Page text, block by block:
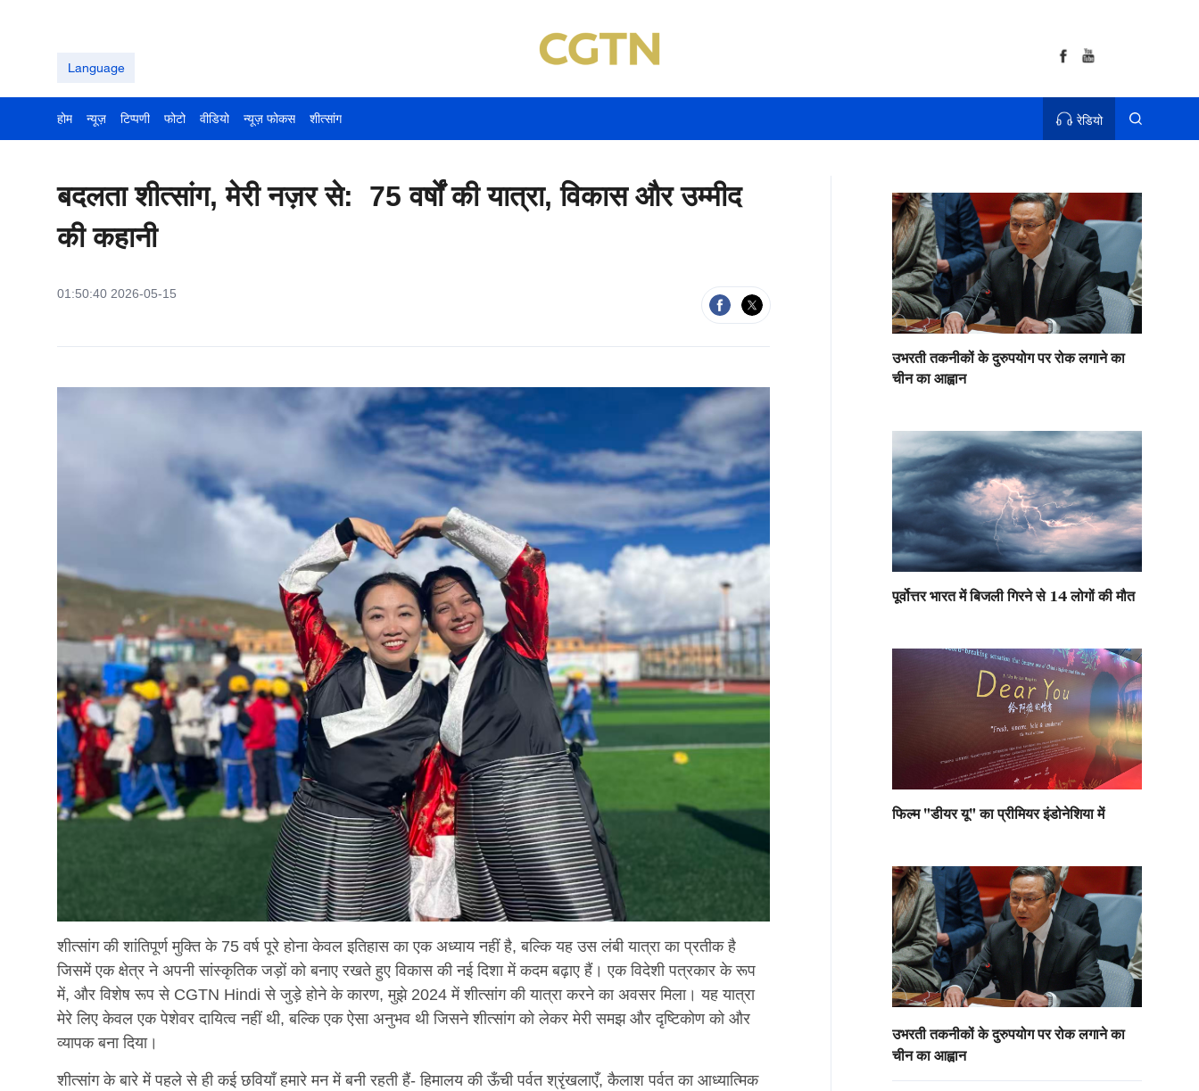
Language
होम न्यूज़ टिप्पणी फोटो वीडियो न्यूज़ फोकस शीत्सांग रेडियो
बदलता शीत्सांग, मेरी नज़र से: 75 वर्षों की यात्रा, विकास और उम्मीद
की कहानी
01:50:40 2026-05-15
शीत्सांग की शांतिपूर्ण मुक्ति के 75 वर्ष पूरे होना केवल इतिहास का एक अध्याय नहीं है, बल्कि यह उस लंबी यात्रा का प्रतीक है
जिसमें एक क्षेत्र ने अपनी सांस्कृतिक जड़ों को बनाए रखते हुए विकास की नई दिशा में कदम बढ़ाए हैं। एक विदेशी पत्रकार के रूप
में, और विशेष रूप से CGTN Hindi से जुड़े होने के कारण, मुझे 2024 में शीत्सांग की यात्रा करने का अवसर मिला। यह यात्रा
मेरे लिए केवल एक पेशेवर दायित्व नहीं थी, बल्कि एक ऐसा अनुभव थी जिसने शीत्सांग को लेकर मेरी समझ और दृष्टिकोण को और
व्यापक बना दिया।
शीत्सांग के बारे में पहले से ही कई छवियाँ हमारे मन में बनी रहती हैं- हिमालय की ऊँची पर्वत श्रृंखलाएँ, कैलाश पर्वत का आध्यात्मिक
उभरती तकनीकों के दुरुपयोग पर रोक लगाने का
चीन का आह्वान
पूर्वोत्तर भारत में बिजली गिरने से 14 लोगों की मौत
फिल्म "डीयर यू" का प्रीमियर इंडोनेशिया में
उभरती तकनीकों के दुरुपयोग पर रोक लगाने का
चीन का आह्वान